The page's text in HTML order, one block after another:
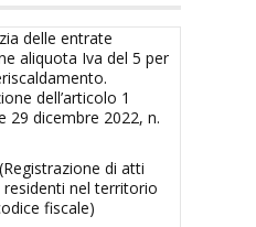
delle entrate
aliquota Iva del 5 per
dell’articolo 1
29 dicembre 2022, n.
di atti
nel territorio
fiscale)